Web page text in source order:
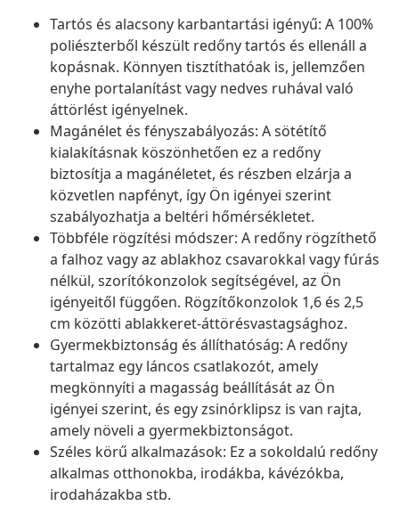
Tartós és alacsony karbantartási igényű: A 100%
poliészterből készült redőny tartós és ellenáll a
kopásnak. Könnyen tisztíthatóak is, jellemzően
enyhe portalanítást vagy nedves ruhával való
áttörlést igényelnek.
Magánélet és fényszabályozás: A sötétítő
kialakításnak köszönhetően ez a redőny
biztosítja a magánéletet, és részben elzárja a
közvetlen napfényt, így Ön igényei szerint
szabályozhatja a beltéri hőmérsékletet.
Többféle rögzítési módszer: A redőny rögzíthető
a falhoz vagy az ablakhoz csavarokkal vagy fúrás
nélkül, szorítókonzolok segítségével, az Ön
igényeitől függően. Rögzítőkonzolok 1,6 és 2,5
cm közötti ablakkeret-áttörésvastagsághoz.
Gyermekbiztonság és állíthatóság: A redőny
tartalmaz egy láncos csatlakozót, amely
megkönnyíti a magasság beállítását az Ön
igényei szerint, és egy zsinórklipsz is van rajta,
amely növeli a gyermekbiztonságot.
Széles körű alkalmazások: Ez a sokoldalú redőny
alkalmas otthonokba, irodákba, kávézókba,
irodaházakba stb.